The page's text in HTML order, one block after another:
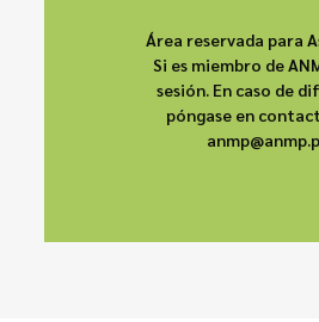
Área reservada para
Si es miembro de
sesión. En caso de
póngase en